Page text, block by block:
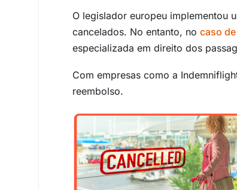
O legislador europeu implementou
cancelados. No entanto, no caso
especializada em direito dos
Com empresas como a
reembolso.